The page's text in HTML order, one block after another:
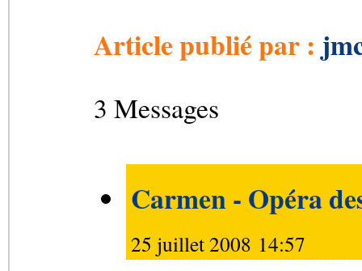
Article publié par :
3 Messages
Carmen - Opéra
25 juillet 2008 14:57